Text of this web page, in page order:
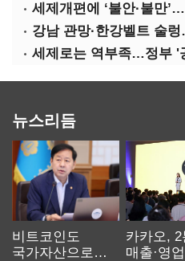
세제로는 역부족…정부 '
뉴스리듬
비트코인도
국가자산으로…'
카카오, 2
매출·영